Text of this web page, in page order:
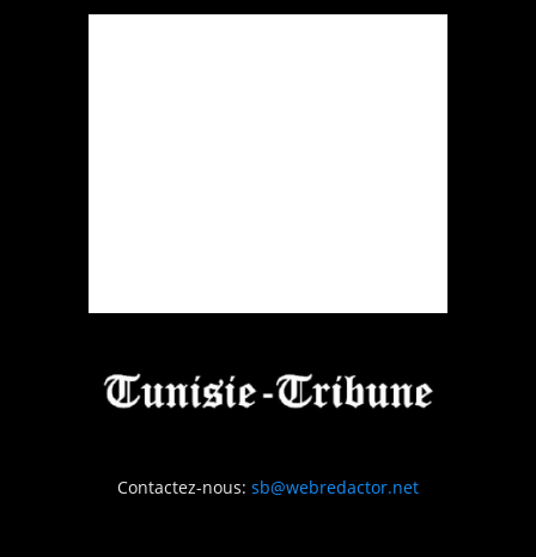
Contactez-nous: sb@webredactor.net